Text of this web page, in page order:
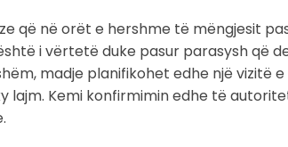
që në orët e hershme të mëngjesit
i vërtetë duke pasur parasysh që
madje planifikohet edhe një vizitë
lajm. Kemi konfirmimin edhe të